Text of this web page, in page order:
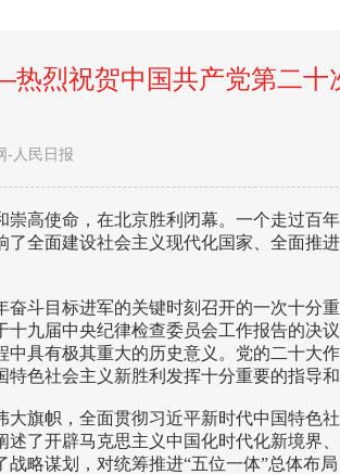
烈祝贺中国共产党第二十
-人民日报
高使命，在北京胜利闭幕。一个走过百
全面建设社会主义现代化国家、全面推
斗目标进军的关键时刻召开的一次十分
九届中央纪律检查委员会工作报告的决
具有极其重大的历史意义。党的二十大
色社会主义新胜利发挥十分重要的指导和
旗帜，全面贯彻习近平新时代中国特色
了开辟马克思主义中国化时代化新境界
略谋划，对统筹推进“五位一体”总体布